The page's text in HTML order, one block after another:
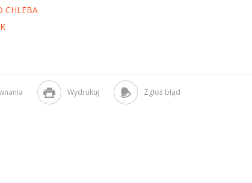
CHLEBA
Wydrukuj Zgłoś błąd